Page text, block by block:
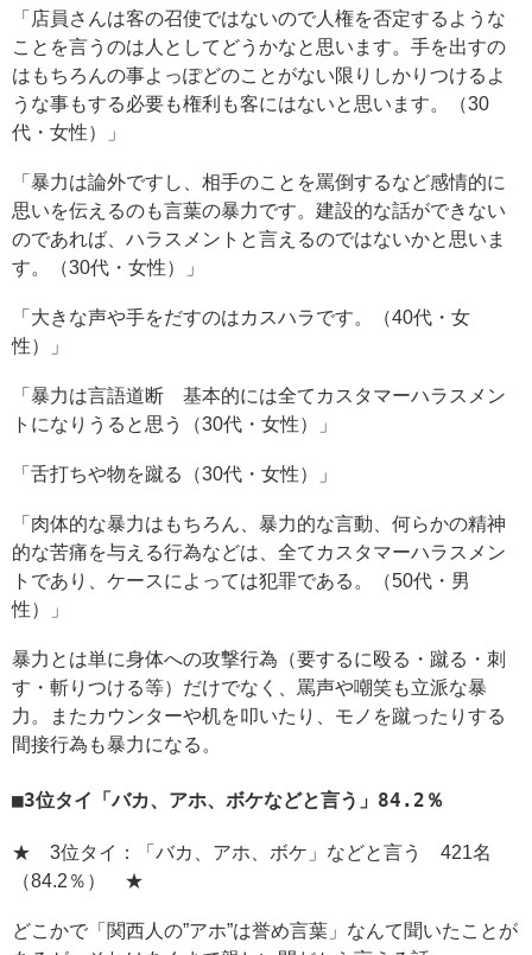
「店員さんは客の召使ではないので人権を否定するような
ことを言うのは人としてどうかなと思います。手を出すの
はもちろんの事よっぽどのことがない限りしかりつけるよ
うな事もする必要も権利も客にはないと思います。（30
代・女性）」
「暴力は論外ですし、相手のことを罵倒するなど感情的に
思いを伝えるのも言葉の暴力です。建設的な話ができない
のであれば、ハラスメントと言えるのではないかと思いま
す。（30代・女性）」
「大きな声や手をだすのはカスハラです。（40代・女
性）」
「暴力は言語道断 基本的には全てカスタマーハラスメン
トになりうると思う（30代・女性）」
「舌打ちや物を蹴る（30代・女性）」
「肉体的な暴力はもちろん、暴力的な言動、何らかの精神
的な苦痛を与える行為などは、全てカスタマーハラスメン
トであり、ケースによっては犯罪である。（50代・男
性）」
暴力とは単に身体への攻撃行為（要するに殴る・蹴る・刺
す・斬りつける等）だけでなく、罵声や嘲笑も立派な暴
力。またカウンターや机を叩いたり、モノを蹴ったりする
間接行為も暴力になる。
3位タイ「バカ、アホ、ボケなどと言う」84.2％
★ 3位タイ：「バカ、アホ、ボケ」などと言う 421名
（84.2％） ★
どこかで「関西人の”アホ”は誉め言葉」なんて聞いたことが